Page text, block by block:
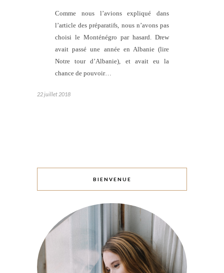
Comme nous l’avions expliqué dans
l’article des préparatifs, nous n’avons pas
choisi le Monténégro par hasard. Drew
avait passé une année en Albanie (lire
Notre tour d’Albanie), et avait eu la
chance de pouvoir…
22 juillet 2018
BIENVENUE